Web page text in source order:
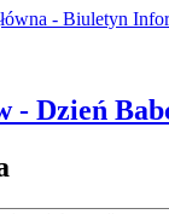
- Biuletyn
- Dzień